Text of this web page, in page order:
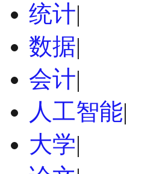
统计|
数据|
会计|
人工智能|
大学|